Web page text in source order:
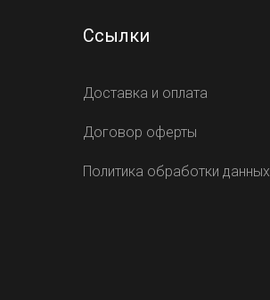
Ссылки
Доставка и оплата
Договор оферты
Политика обработки данных